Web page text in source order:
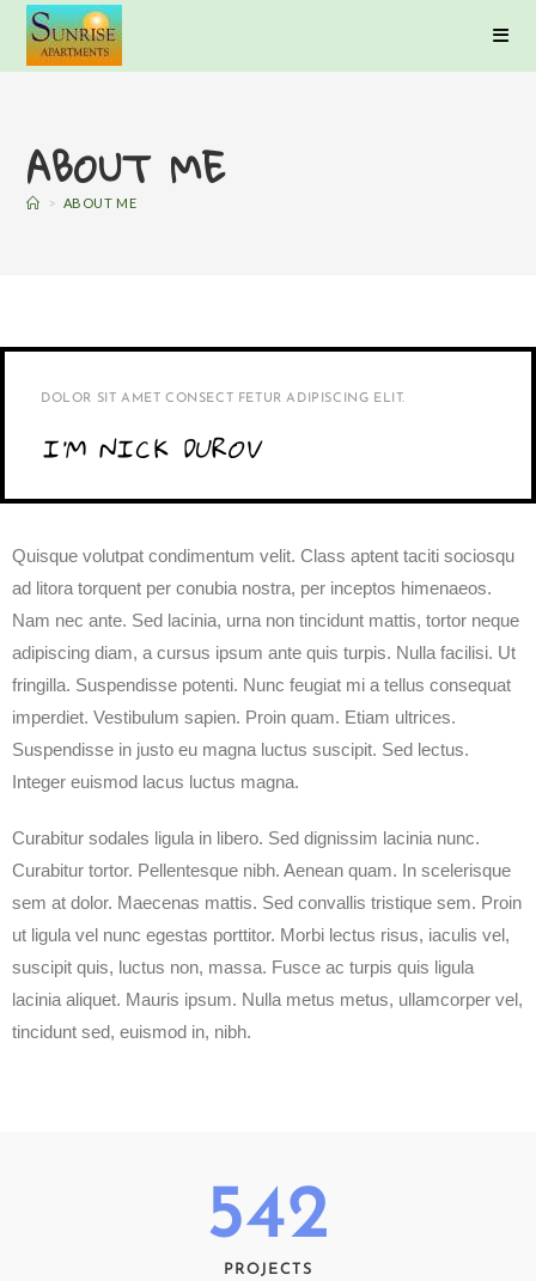
ABOUT ME
> ABOUT ME
DOLOR SIT AMET CONSECT FETUR ADIPISCING ELIT.
I'M NICK DUROV
Quisque volutpat condimentum velit. Class aptent taciti sociosqu
ad litora torquent per conubia nostra, per inceptos himenaeos.
Nam nec ante. Sed lacinia, urna non tincidunt mattis, tortor neque
adipiscing diam, a cursus ipsum ante quis turpis. Nulla facilisi. Ut
fringilla. Suspendisse potenti. Nunc feugiat mi a tellus consequat
imperdiet. Vestibulum sapien. Proin quam. Etiam ultrices.
Suspendisse in justo eu magna luctus suscipit. Sed lectus.
Integer euismod lacus luctus magna.
Curabitur sodales ligula in libero. Sed dignissim lacinia nunc.
Curabitur tortor. Pellentesque nibh. Aenean quam. In scelerisque
sem at dolor. Maecenas mattis. Sed convallis tristique sem. Proin
ut ligula vel nunc egestas porttitor. Morbi lectus risus, iaculis vel,
suscipit quis, luctus non, massa. Fusce ac turpis quis ligula
lacinia aliquet. Mauris ipsum. Nulla metus metus, ullamcorper vel,
tincidunt sed, euismod in, nibh.
PROJECTS
542